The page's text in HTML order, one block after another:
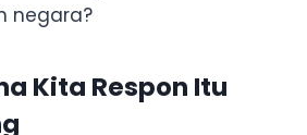
negara?
Kita Respon Itu